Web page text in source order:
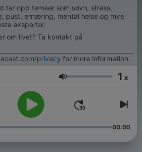
tar opp temaer som søvn, stress,
pust, ernæring, mental helse og mye
eksperter.
om livet? Ta kontakt på
acast.com/privacy for more information.
Гучність 1 x
00:00